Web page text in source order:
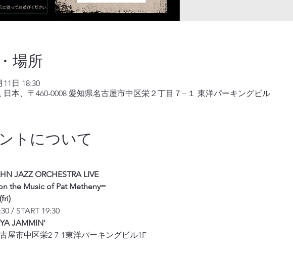
場所
11日 18:30
日本、〒460-0008 愛知県名古屋市中区栄２丁目７−１ 東洋パーキングビル
トについて
JAZZ ORCHESTRA LIVE
the Music of Pat Metheny=
/ START 19:30
JAMMIN'
屋市中区栄2-7-1東洋パーキングビル1F